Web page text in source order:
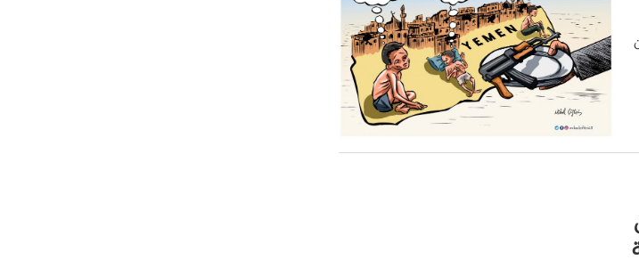
مليون